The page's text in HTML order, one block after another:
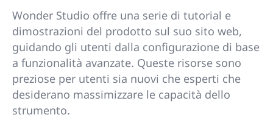
Wonder Studio offre una serie di tutorial e
dimostrazioni del prodotto sul suo sito web,
guidando gli utenti dalla configurazione di base
a funzionalità avanzate. Queste risorse sono
preziose per utenti sia nuovi che esperti che
desiderano massimizzare le capacità dello
strumento.